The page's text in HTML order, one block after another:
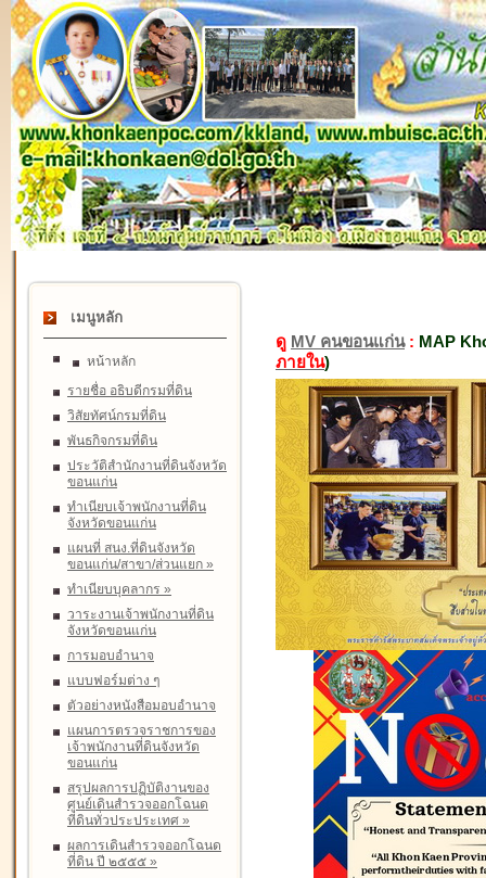
เมนูหลัก
หน้าหลัก
รายชื่อ อธิบดีกรมที่ดิน
วิสัยทัศน์กรมที่ดิน
พันธกิจกรมที่ดิน
ประวัติสำนักงานที่ดินจังหวัด
ขอนแก่น
ทำเนียบเจ้าพนักงานที่ดิน
จังหวัดขอนแก่น
แผนที่ สนง.ที่ดินจังหวัด
ขอนแก่น/สาขา/ส่วนแยก »
ทำเนียบบุคลากร »
วาระงานเจ้าพนักงานที่ดิน
จังหวัดขอนแก่น
การมอบอำนาจ
แบบฟอร์มต่าง ๆ
ตัวอย่างหนังสือมอบอำนาจ
แผนการตรวจราชการของ
เจ้าพนักงานที่ดินจังหวัด
ขอนแก่น
สรุปผลการปฏิบัติงานของ
ศูนย์เดินสำรวจออกโฉนด
ที่ดินทั่วประประเทศ »
ผลการเดินสำรวจออกโฉนด
ที่ดิน ปี ๒๕๕๕ »
ดู MV คนขอนแก่น: MAP
ภายใน)